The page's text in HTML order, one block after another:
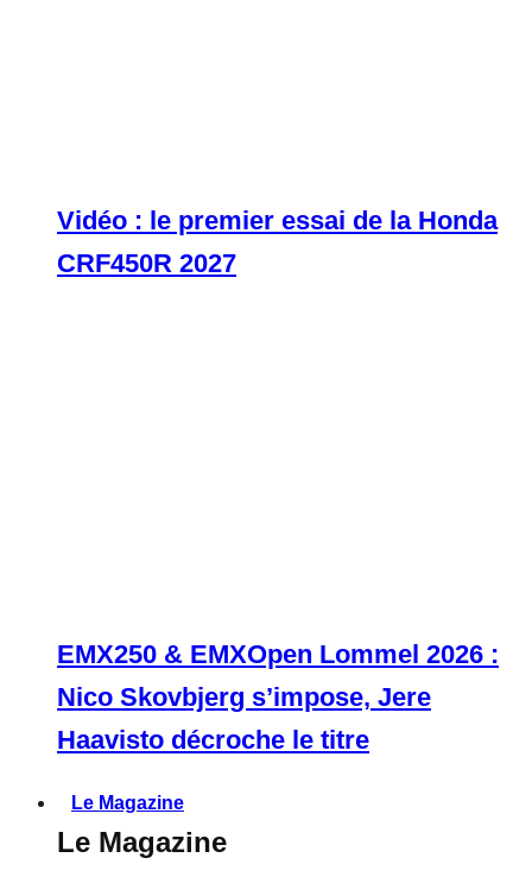
Vidéo : le premier essai de la Honda
CRF450R 2027
EMX250 & EMXOpen Lommel 2026 :
Nico Skovbjerg s’impose, Jere
Haavisto décroche le titre
Le Magazine
Le Magazine